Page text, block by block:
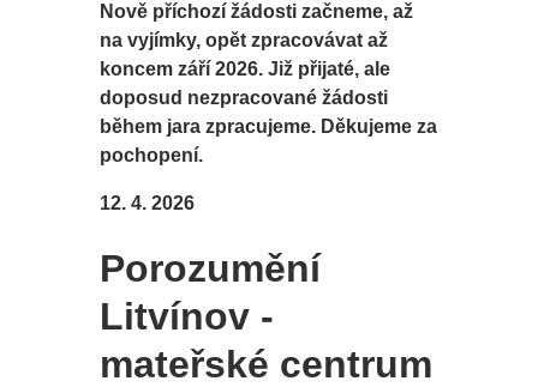
Nově příchozí žádosti začneme, až
na vyjímky, opět zpracovávat až
koncem září 2026. Již přijaté, ale
doposud nezpracované žádosti
během jara zpracujeme. Děkujeme za
pochopení.
12. 4. 2026
Porozumění
Litvínov -
mateřské centrum